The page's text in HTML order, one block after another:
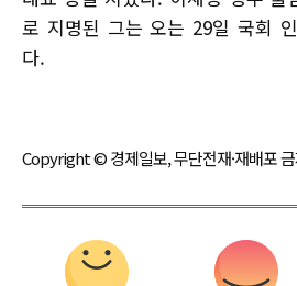
로 지명된 그는 오는 29일 국회
다.
Copyright © 경제일보, 무단전재·재배포